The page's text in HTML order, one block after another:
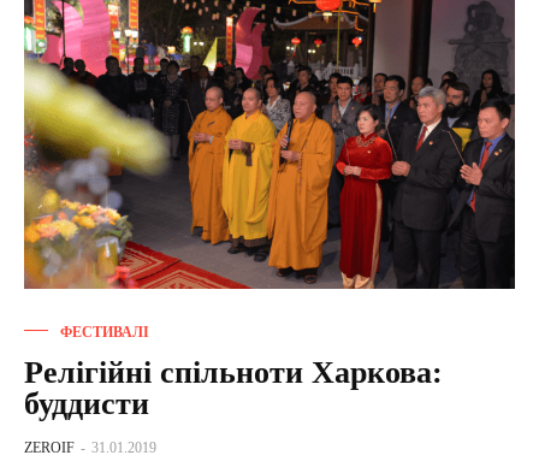
ФЕСТИВАЛІ
Релігійні спільноти Харкова:
буддисти
ZEROIF - 31.01.2019